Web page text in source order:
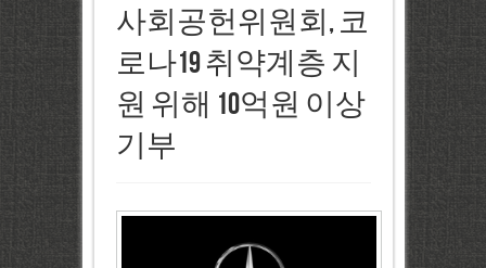
사회공헌위원회, 코
로나19 취약계층 지
원 위해 10억원 이상
기부